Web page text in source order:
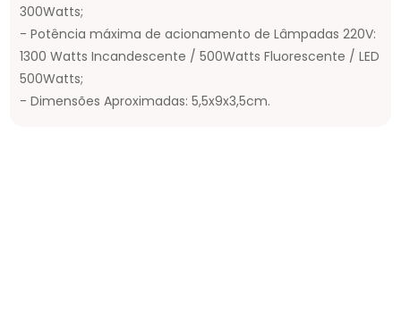
300Watts;
- Potência máxima de acionamento de Lâmpadas 220V:
1300 Watts Incandescente / 500Watts Fluorescente / LED
500Watts;
- Dimensões Aproximadas: 5,5x9x3,5cm.